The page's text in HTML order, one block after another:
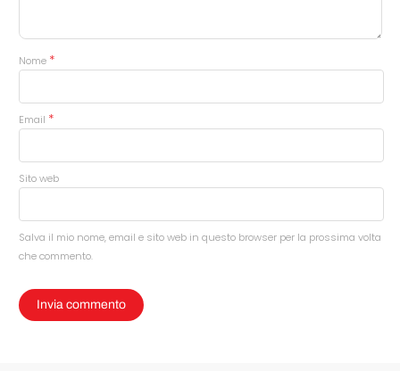
Nome *
Email *
Sito web
Salva il mio nome, email e sito web in questo browser per la prossima volta
che commento.